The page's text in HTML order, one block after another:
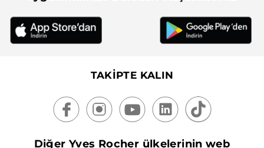
TAKİPTE KALIN
Diğer Yves Rocher ülkelerinin web